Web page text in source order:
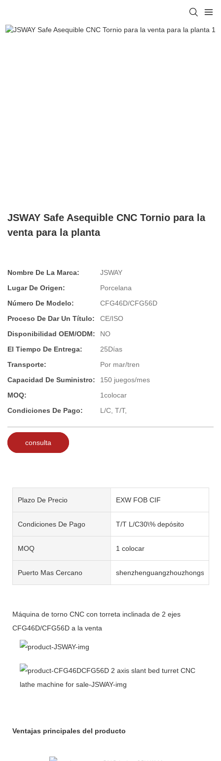
JSWAY Safe Asequible CNC Tornio para la
venta para la planta
Nombre De La Marca:
JSWAY
Lugar De Origen:
Porcelana
Número De Modelo:
CFG46D/CFG56D
Proceso De Dar Un Título:
CE/ISO
Disponibilidad OEM/ODM:
NO
El Tiempo De Entrega:
25Días
Transporte:
Por mar/tren
Capacidad De Suministro:
150 juegos/mes
MOQ:
1colocar
Condiciones De Pago:
L/C, T/T,
consulta
Plazo De Precio EXW FOB CIF
Condiciones De Pago T/T L/C30\% depósito
MOQ 1 colocar
Puerto Mas Cercano shenzhenguangzhouzhongshan
Máquina de torno CNC con torreta inclinada de 2 ejes
CFG46D/CFG56D a la venta
Ventajas principales del producto